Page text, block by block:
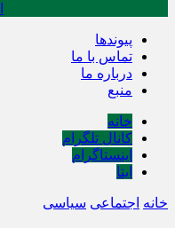
پیوندها
تماس با ما
درباره ما
منبع
خانه
کانال تلگرام
اینستاگرام
ایتا
خانه اجتماعی سیاسی